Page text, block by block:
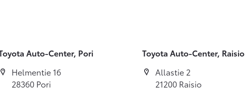
Auto-Center, Pori
Helmentie 16
28360 Pori
Toyota Auto-Center, Raisio
Allastie 2
21200 Raisio